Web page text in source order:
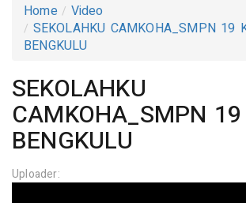
Home
Video
SEKOLAHKU CAMKOHA_SMPN 19
BENGKULU
SEKOLAHKU
CAMKOHA_SMPN
BENGKULU
Uploader: